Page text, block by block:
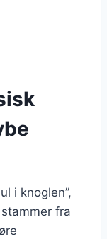
i knoglen”,
fra